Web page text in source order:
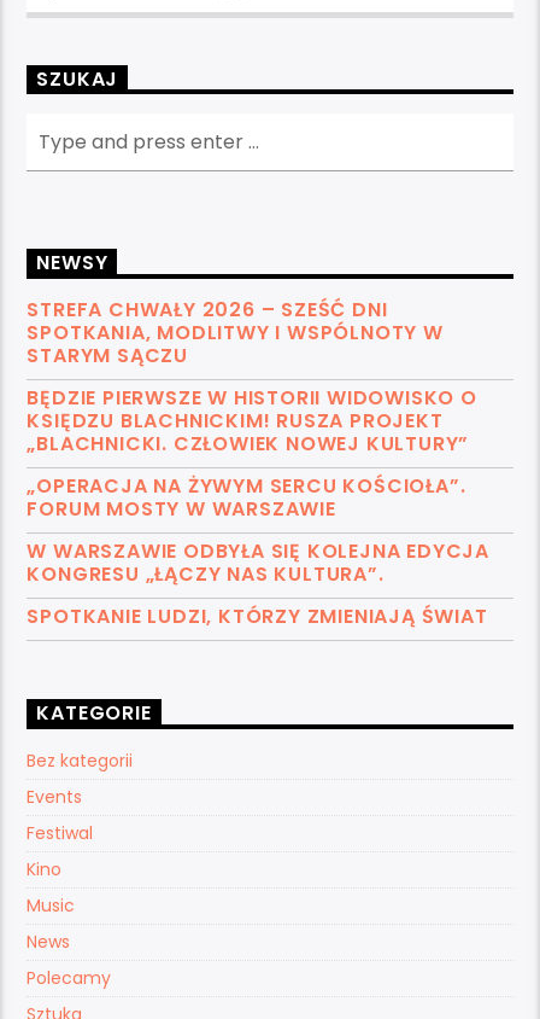
SZUKAJ
NEWSY
STREFA CHWAŁY 2026 – SZEŚĆ DNI
SPOTKANIA, MODLITWY I WSPÓLNOTY W
STARYM SĄCZU
BĘDZIE PIERWSZE W HISTORII WIDOWISKO O
KSIĘDZU BLACHNICKIM! RUSZA PROJEKT
„BLACHNICKI. CZŁOWIEK NOWEJ KULTURY”
„OPERACJA NA ŻYWYM SERCU KOŚCIOŁA”.
FORUM MOSTY W WARSZAWIE
W WARSZAWIE ODBYŁA SIĘ KOLEJNA EDYCJA
KONGRESU „ŁĄCZY NAS KULTURA”.
SPOTKANIE LUDZI, KTÓRZY ZMIENIAJĄ ŚWIAT
KATEGORIE
Bez kategorii
Events
Festiwal
Kino
Music
News
Polecamy
Sztuka